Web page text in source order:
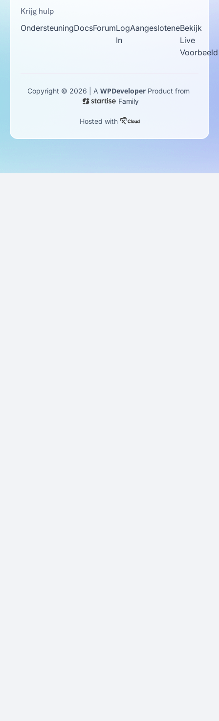
Krijg hulp
OndersteuningDocsForumLog
In
AangesloteneBekijk
Live
Voorbeeld
Copyright © 2026 | A WPDeveloper Product from
Family
Hosted with